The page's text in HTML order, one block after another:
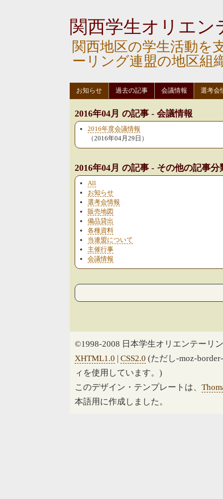
関西学生オリエン
関西地区の学生活動を
ーリング連盟の地区組
お知らせ 過去の記事 会議情報 選考会
2016年04月 の記事 - 会議情報
2016年度会議情報
（2016年04月29日）
2016年04月 の記事 - その他の記事分
All
お知らせ
選考会情報
販売地図
備品貸出
各種資料
当連盟について
主催行事
会議情報
©1998-2008 日本学生オリエンテーリ
XHTML1.0 | CSS2.0 (ただし-moz-
ィを使用しています。)
このデザイン・テンプレートは、
本語用に作成しました。